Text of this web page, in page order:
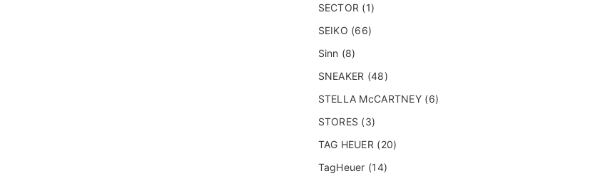
SECTOR (1)
SEIKO (66)
Sinn (8)
SNEAKER (48)
STELLA McCARTNEY (6)
STORES (3)
TAG HEUER (20)
TagHeuer (14)